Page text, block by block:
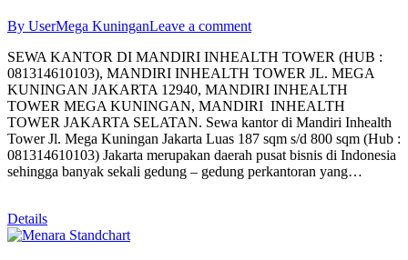
By UserMega KuninganLeave a comment
SEWA KANTOR DI MANDIRI INHEALTH TOWER (HUB :
081314610103), MANDIRI INHEALTH TOWER JL. MEGA
KUNINGAN JAKARTA 12940, MANDIRI INHEALTH
TOWER MEGA KUNINGAN, MANDIRI INHEALTH
TOWER JAKARTA SELATAN. Sewa kantor di Mandiri Inhealth
Tower Jl. Mega Kuningan Jakarta Luas 187 sqm s/d 800 sqm (Hub :
081314610103) Jakarta merupakan daerah pusat bisnis di Indonesia
sehingga banyak sekali gedung – gedung perkantoran yang…
Details